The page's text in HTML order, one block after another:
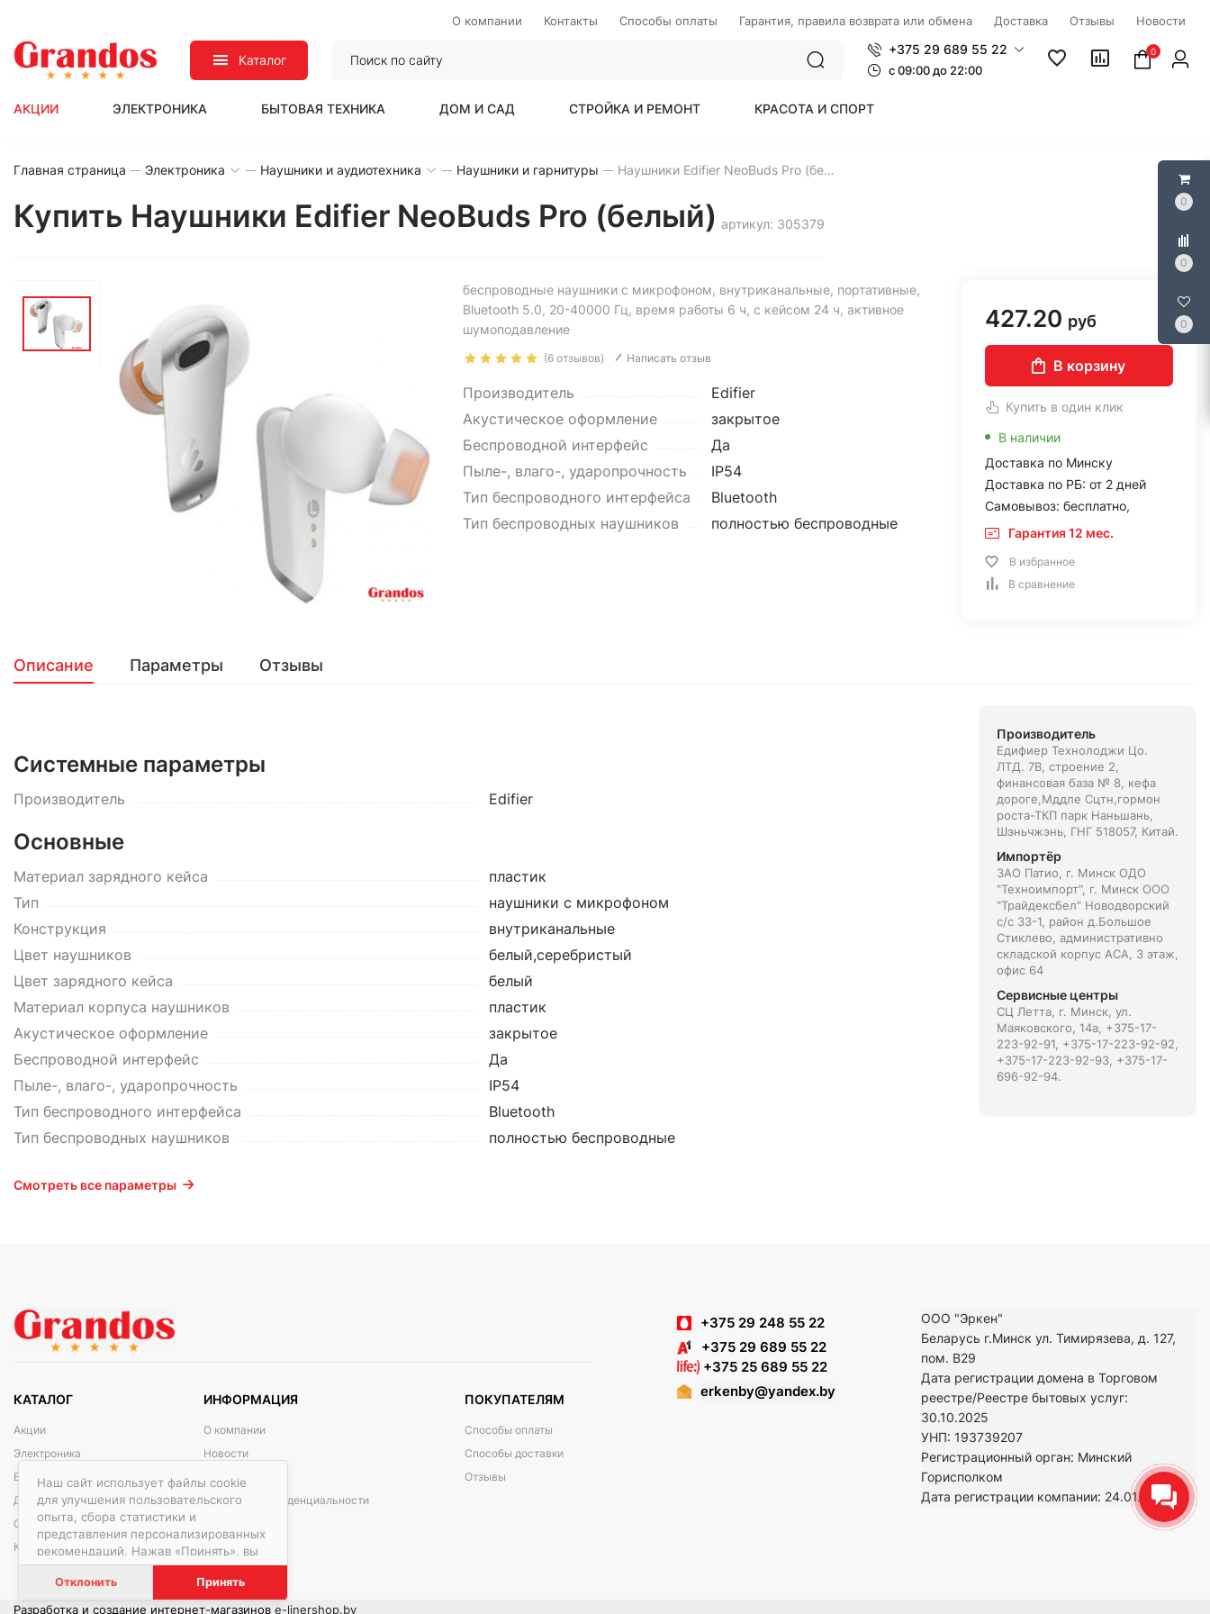
0
0
0
Наш сайт использует файлы cookie
для улучшения пользовательского
опыта, сбора статистики и
представления персонализированных
рекомендаций. Нажав «Принять», вы
даете согласие на обработку файлов
cookie в соответствии с
Политикой
обработки файлов cookie.
Отклонить Принять
О компании Контакты Способы оплаты Гарантия, правила возврата или обмена Доставка Отзывы Новости
Каталог
+375 29 689 55 22
c 09:00 до 22:00
0
АКЦИИ ЭЛЕКТРОНИКА БЫТОВАЯ ТЕХНИКА ДОМ И САД СТРОЙКА И РЕМОНТ КРАСОТА И СПОРТ
Главная страница Электроника Наушники и аудиотехника Наушники и гарнитуры Наушники Edifier NeoBuds Pro (белый)
Купить Наушники Edifier NeoBuds Pro (белый) артикул: 305379
беспроводные наушники с микрофоном, внутриканальные, портативные,
Bluetooth 5.0, 20-40000 Гц, время работы 6 ч, с кейсом 24 ч, активное
шумоподавление
(6 отзывов) Написать отзыв
Производитель
Edifier
Акустическое оформление
закрытое
Беспроводной интерфейс
Да
Пыле-, влаго-, ударопрочность
IP54
Тип беспроводного интерфейса
Bluetooth
Тип беспроводных наушников
полностью беспроводные
427.20 руб
В корзину
Купить в один клик
В наличии
Доставка по Минску
Доставка по РБ: от 2 дней
Самовывоз: бесплатно,
Гарантия 12 мес.
В избранное
В сравнение
Описание Параметры Отзывы
Системные параметры
Производитель Edifier
Основные
Материал зарядного кейса
пластик
Тип
наушники с микрофоном
Конструкция
внутриканальные
Цвет наушников
белый,серебристый
Цвет зарядного кейса
белый
Материал корпуса наушников
пластик
Акустическое оформление
закрытое
Беспроводной интерфейс
Да
Пыле-, влаго-, ударопрочность
IP54
Тип беспроводного интерфейса
Bluetooth
Тип беспроводных наушников
полностью беспроводные
Смотреть все параметры
Производитель
Едифиер Технолоджи Цо.
ЛТД. 7В, строение 2,
финансовая база № 8, кефа
дороге,Мддле Сцтн,гормон
роста-ТКП парк Наньшань,
Шэньчжэнь, ГНГ 518057, Китай.
Импортёр
ЗАО Патио, г. Минск ОДО
"Техноимпорт", г. Минск ООО
"Трайдексбел" Новодворский
с/с 33-1, район д.Большое
Стиклево, административно
складской корпус АСА, 3 этаж,
офис 64
Сервисные центры
СЦ Летта, г. Минск, ул.
Маяковского, 14а, +375-17-
223-92-91, +375-17-223-92-92,
+375-17-223-92-93, +375-17-
696-92-94.
КАТАЛОГ
Акции
Электроника
Бытовая техника
Дом и сад
Стройка и ремонт
Красота и спорт
ИНФОРМАЦИЯ
О компании
Новости
Контакты
Политика конфиденциальности
ПОКУПАТЕЛЯМ
Способы оплаты
Способы доставки
Отзывы
+375 29 248 55 22
+375 29 689 55 22
+375 25 689 55 22
erkenby@yandex.by
ООО "Эркен"
Беларусь г.Минск ул. Тимирязева, д. 127,
пом. В29
Дата регистрации домена в Торговом
реестре/Реестре бытовых услуг:
30.10.2025
УНП: 193739207
Регистрационный орган: Минский
Горисполком
Дата регистрации компании: 24.01.2024
Разработка и создание интернет-магазинов e-linershop.by